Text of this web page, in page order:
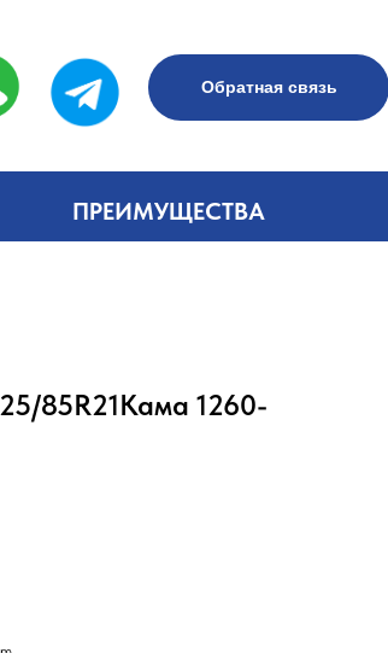
Обратная связь
ПРЕИМУЩЕСТВА
85R21Кама 1260-